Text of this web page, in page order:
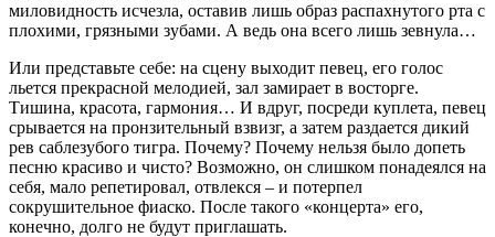
миловидность исчезла, оставив лишь образ распахнутого рта с
плохими, грязными зубами. А ведь она всего лишь зевнула…
Или представьте себе: на сцену выходит певец, его голос
льется прекрасной мелодией, зал замирает в восторге.
Тишина, красота, гармония… И вдруг, посреди куплета, певец
срывается на пронзительный взвизг, а затем раздается дикий
рев саблезубого тигра. Почему? Почему нельзя было допеть
песню красиво и чисто? Возможно, он слишком понадеялся на
себя, мало репетировал, отвлекся – и потерпел
сокрушительное фиаско. После такого «концерта» его,
конечно, долго не будут приглашать.